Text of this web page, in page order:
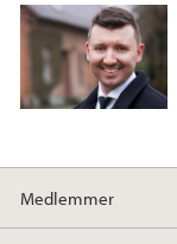
Medlemmer